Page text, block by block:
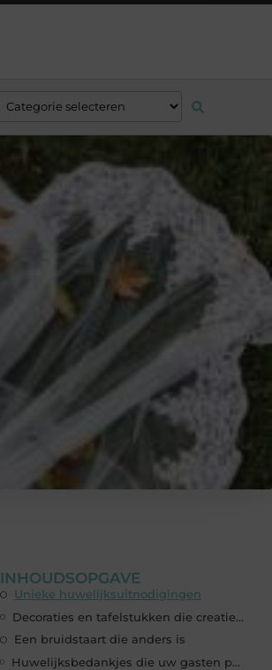
INHOUDSOPGAVE
Unieke huwelijksuitnodigingen
Decoraties en tafelstukken die creatief en speciaal zijn
Een bruidstaart die anders is
Huwelijksbedankjes die uw gasten prachtig zullen vinden